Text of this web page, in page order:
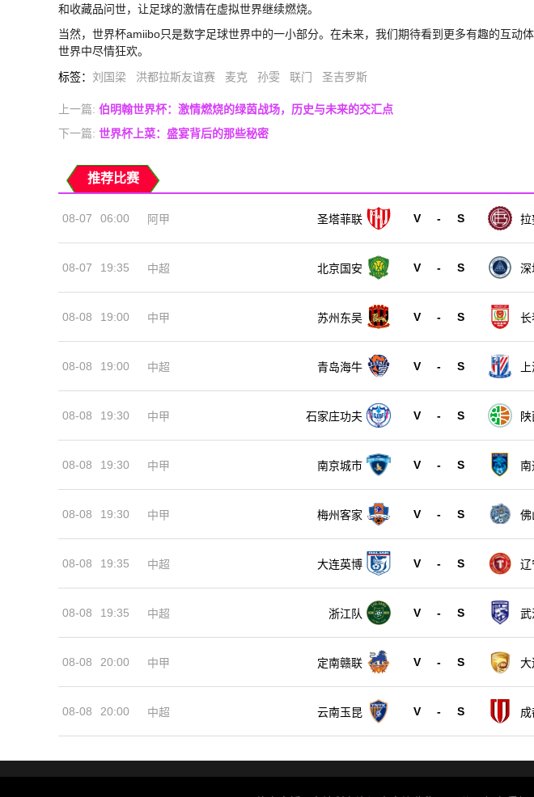
和收藏品问世，让足球的激情在虚拟世界继续燃烧。
当然，世界杯amiibo只是数字足球世界中的一小部分。在未来，我们期待看到更多有趣的互动
世界中尽情狂欢。
标签： 刘国梁 洪都拉斯友谊赛 麦克 孙雯 联门 圣吉罗斯
上一篇: 伯明翰世界杯：激情燃烧的绿茵战场，历史与未来的交汇点
下一篇: 世界杯上菜：盛宴背后的那些秘密
推荐比赛
08-07 06:00 阿甲 圣塔菲联 V - S 拉
08-07 19:35 中超 北京国安 V - S 深
08-08 19:00 中甲 苏州东吴 V - S 长
08-08 19:00 中超 青岛海牛 V - S
08-08 19:30 中甲 石家庄功夫 V - S
08-08 19:30 中甲 南京城市 V - S 南
08-08 19:30 中甲 梅州客家 V - S 佛
08-08 19:35 中超 大连英博 V - S 辽
08-08 19:35 中超 浙江队 V - S 武
08-08 20:00 中甲 定南赣联 V - S 大
08-08 20:00 中超 云南玉昆 V - S